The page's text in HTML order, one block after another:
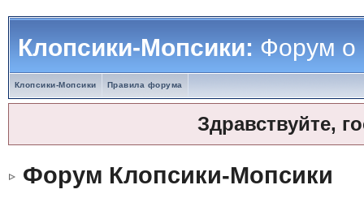
Клопсики-Мопсики:Форум о
Клопсики-Мопсики Правила форума
Здравствуйте,
Форум Клопсики-Мопсики